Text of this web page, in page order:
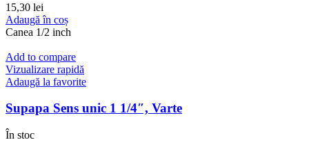
15,30 lei
Adaugă în coș
Canea 1/2 inch
Add to compare
Vizualizare rapidă
Adaugă la favorite
Supapa Sens unic 1 1/4″, Varte
În stoc